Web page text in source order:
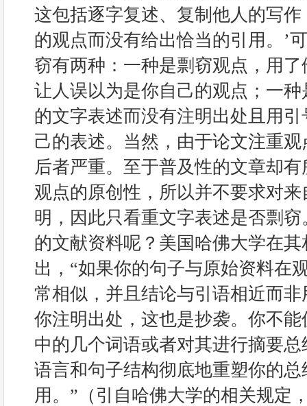
这包括逐字复述、复制他人的写
的观点而没有给出恰当的引用。’
窃有两种：一种是剽窃观点，用
让人误以为是你自己的观点；一
的文字表述而没有注明出处且用
己的表述。当然，由于论文注重
后者严重。至于普及性的文章却
观点的原创性，所以并不要求对
明，因此只看重文字表述是否剽
的文献资料呢？美国哈佛大学在
出，“如果你的句子与原始资料在
常相似，并且结论与引语相近而
你注明出处，这也是抄袭。你不
中的几个词语或者对其进行摘要
语言和句子结构彻底地重塑你的
用。”（引自哈佛大学的相关规定